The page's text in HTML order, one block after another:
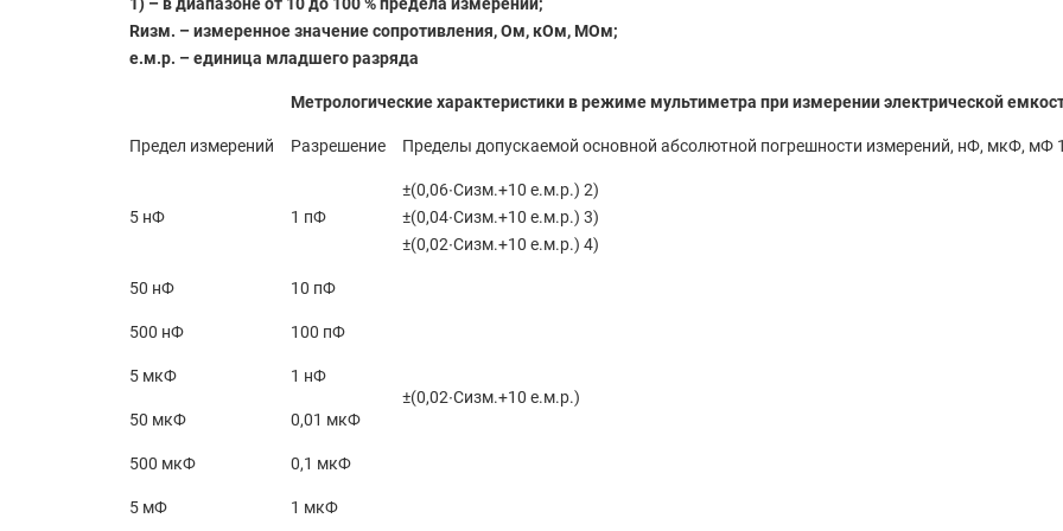
1) – в диапазоне от 10 до 100 % предела измерений;
Rизм. – измеренное значение сопротивления, Ом, кОм, МОм;
е.м.р. – единица младшего разряда
Метрологические характеристики в режиме мультиметра при измерении электрической
Предел измерений Разрешение Пределы допускаемой основной абсолютной погрешности измерений, нФ, мкФ, мФ
5 нФ 1 пФ
±(0,06∙Cизм.+10 е.м.р.) 2)
±(0,04∙Cизм.+10 е.м.р.) 3)
±(0,02∙Cизм.+10 е.м.р.) 4)
50 нФ 10 пФ
±(0,02∙Cизм.+10 е.м.р.)
500 нФ 100 пФ
5 мкФ 1 нФ
50 мкФ 0,01 мкФ
500 мкФ 0,1 мкФ
5 мФ 1 мкФ